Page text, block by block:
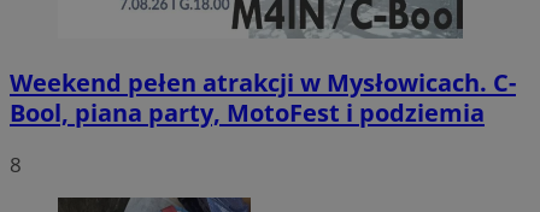
Weekend pełen atrakcji w Mysłowicach. C-
Bool, piana party, MotoFest i podziemia
8